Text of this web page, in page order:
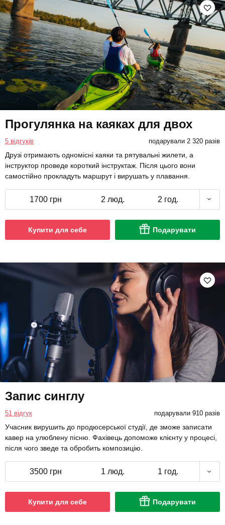
Прогулянка на каяках для двох
5 відгуків подарували 2 320 разів
Друзі отримають одномісні каяки та рятувальні жилети, а
інструктор проведе короткий інструктаж. Після цього вони
самостійно прокладуть маршрут і вирушать у плавання.
1700 грн 2 люд. 2 год.
Купити для себе Подарувати
Запис синглу
51 відгук подарували 910 разів
Учасник вирушить до продюсерської студії, де зможе записати
кавер на улюблену пісню. Фахівець допоможе клієнту у процесі,
після чого зведе та обробить композицію.
3500 грн 1 люд. 1 год.
Купити для себе Подарувати